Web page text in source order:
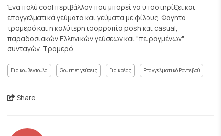
Ένα πολύ cool περιβάλλον που μπορεί να υποστηρίξει και
επαγγελματικά γεύματα και γεύματα με φίλους. Φαγητό
τρομερό και η καλύτερη ισορροπία posh και casual,
παραδοσιακών Ελληνικών γεύσεων και "πειραγμένων"
συνταγών. Τρομερό!
Για κουβεντούλα Gourmet γεύσεις Για κρέας Επαγγελματικό Ραντεβού
Share